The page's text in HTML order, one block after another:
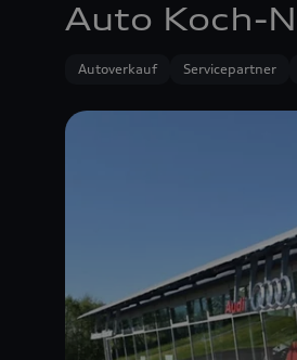
Auto Koch-
Autoverkauf Servicepartner